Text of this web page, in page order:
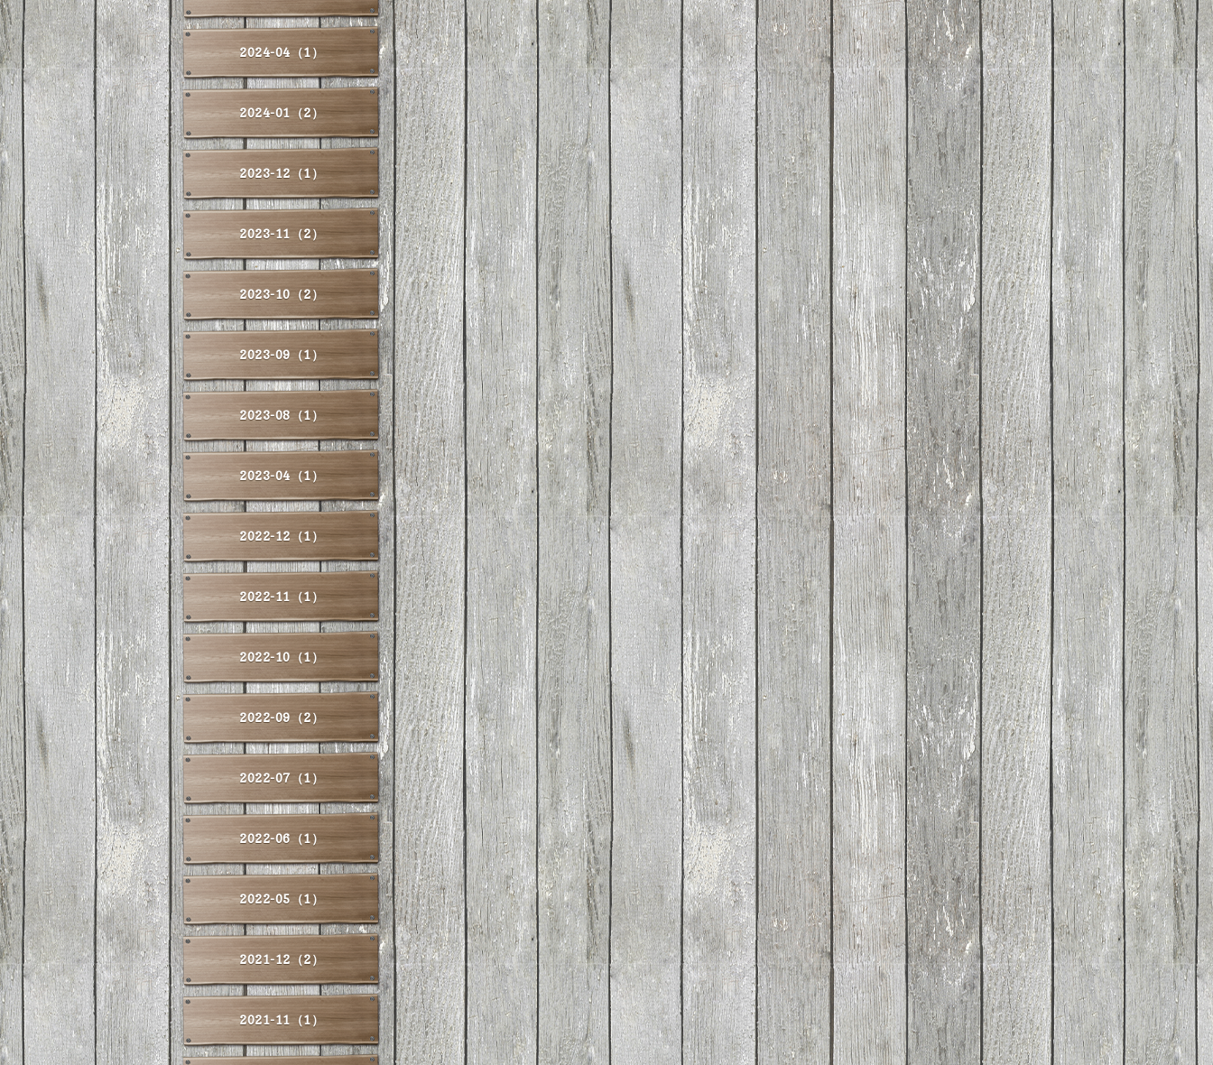
2024-04（1）
2024-01（2）
2023-12（1）
2023-11（2）
2023-10（2）
2023-09（1）
2023-08（1）
2023-04（1）
2022-12（1）
2022-11（1）
2022-10（1）
2022-09（2）
2022-07（1）
2022-06（1）
2022-05（1）
2021-12（2）
2021-11（1）